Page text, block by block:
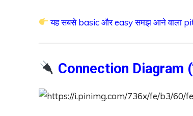
यह सबसे basic और easy समझ आने वाला
Connection Diagram